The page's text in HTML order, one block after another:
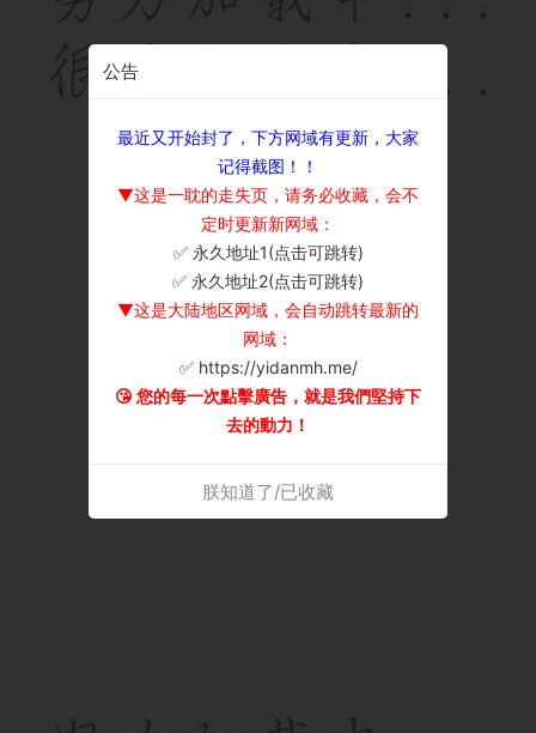
公告
最近又开始封了，下方网域有更新，大家
记得截图！！
▼这是一耽的走失页，请务必收藏，会不
定时更新新网域：
✅ 永久地址1(点击可跳转)
✅ 永久地址2(点击可跳转)
▼这是大陆地区网域，会自动跳转最新的
网域：
✅ https://yidanmh.me/
😘 您的每一次點擊廣告，就是我們堅持下
去的動力！
朕知道了/已收藏